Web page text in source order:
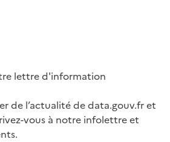
lettre d'information
de l’actualité de data.gouv.fr et
vous à notre infolettre et